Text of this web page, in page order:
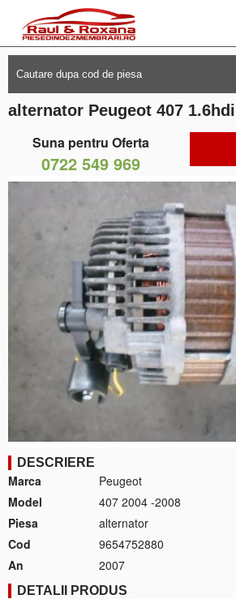
alternator Peugeot 407 1.6hdi
Suna pentru Oferta
0722 549 969
DESCRIERE
Marca
Peugeot
Model
407 2004 -2008
Piesa
alternator
Cod
9654752880
An
2007
DETALII PRODUS